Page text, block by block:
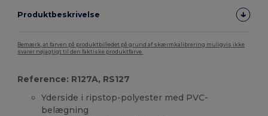
Produktbeskrivelse
Bemærk, at farven på produktbilledet på grund af skærmkalibrering muligvis ikke
svarer nøjagtigt til den faktiske produktfarve.
Reference: R127A, RS127
Yderside i ripstop-polyester med PVC-
belægning